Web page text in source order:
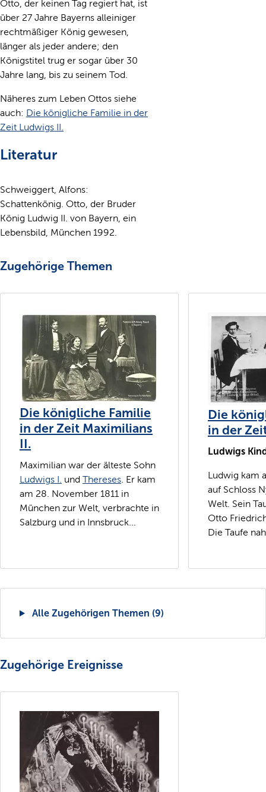
Otto, der keinen Tag regiert hat, ist
über 27 Jahre Bayerns alleiniger
rechtmäßiger König gewesen,
länger als jeder andere; den
Königstitel trug er sogar über 30
Jahre lang, bis zu seinem Tod.
Näheres zum Leben Ottos siehe
auch: Die königliche Familie in der
Zeit Ludwigs II.
Literatur
Schweiggert, Alfons:
Schattenkönig. Otto, der Bruder
König Ludwig II. von Bayern, ein
Lebensbild, München 1992.
Zugehörige Themen
Die königliche Familie
in der Zeit Maximilians
II.
Maximilian war der älteste Sohn
Ludwigs I. und Thereses . Er kam
am 28. November 1811 in
München zur Welt, verbrachte in
Salzburg und in Innsbruck...
Die
in der
Ludwigs
Ludwig kam
auf Schloss
Welt. Sein
Otto
Die Taufe
Alle Zugehörigen Themen (9)
Zugehörige Ereignisse